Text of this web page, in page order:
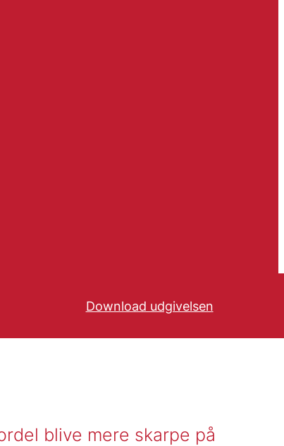
Download udgivelsen
blive mere skarpe på